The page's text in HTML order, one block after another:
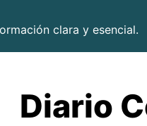
clara y esencial.
Diario